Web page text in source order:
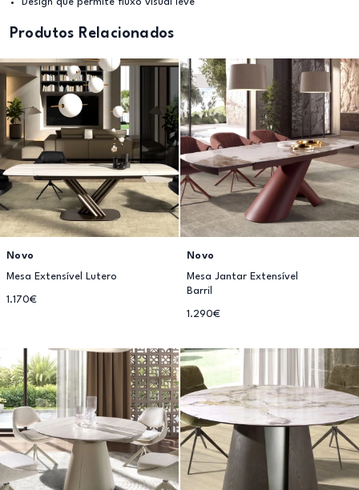
Produtos Relacionados
Novo
Mesa Extensível Lutero
1.170€
Novo
Mesa Jantar Extensível
Barril
1.290€